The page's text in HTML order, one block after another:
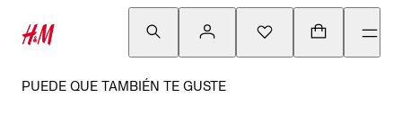
PUEDE QUE TAMBIÉN TE GUSTE